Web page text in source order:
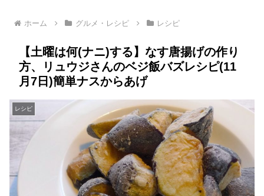
ホーム グルメ・レシピ レシピ
【土曜は何(ナニ)する】なす唐揚げの作り
方、リュウジさんのベジ飯バズレシピ(11
月7日)簡単ナスからあげ
レシピ